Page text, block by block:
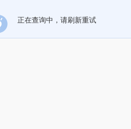
正在查询中，请刷新重试